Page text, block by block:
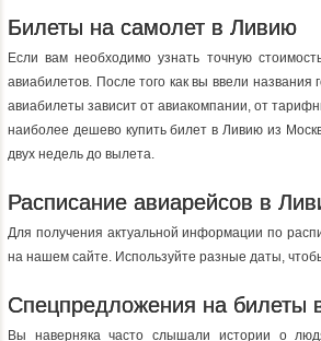
Билеты на самолет в Ливию
Если вам необходимо узнать точную
авиабилетов. После того как вы ввели
авиабилеты зависит от авиакомпании, от
наиболее дешево купить билет в Ливию из
двух недель до вылета.
Расписание авиарейсов в
Для получения актуальной информации по
на нашем сайте. Используйте разные даты,
Спецпредложения на билеты
Вы наверняка часто слышали истории о